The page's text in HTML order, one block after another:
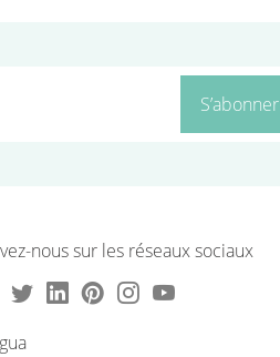
S’abonner
nous sur les réseaux sociaux